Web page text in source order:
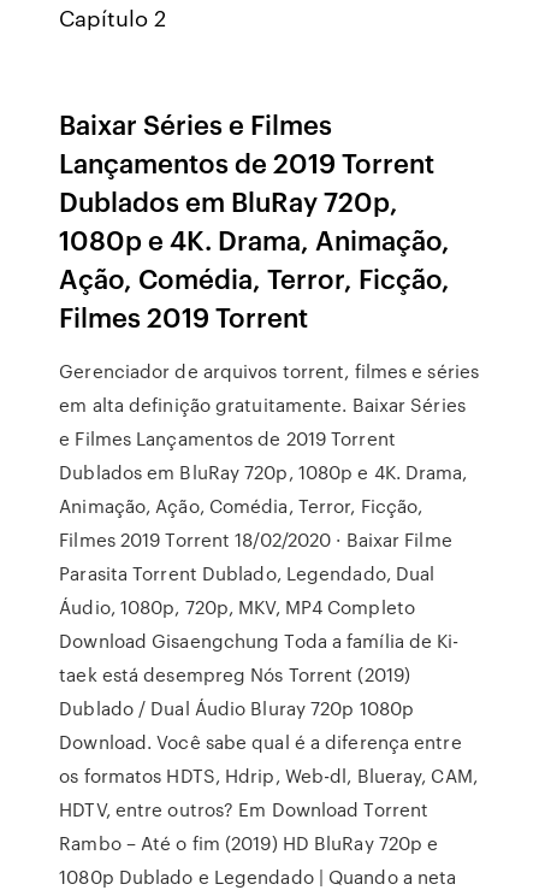
Capítulo 2
Baixar Séries e Filmes
Lançamentos de 2019 Torrent
Dublados em BluRay 720p,
1080p e 4K. Drama, Animação,
Ação, Comédia, Terror, Ficção,
Filmes 2019 Torrent
Gerenciador de arquivos torrent, filmes e séries
em alta definição gratuitamente. Baixar Séries
e Filmes Lançamentos de 2019 Torrent
Dublados em BluRay 720p, 1080p e 4K. Drama,
Animação, Ação, Comédia, Terror, Ficção,
Filmes 2019 Torrent 18/02/2020 · Baixar Filme
Parasita Torrent Dublado, Legendado, Dual
Áudio, 1080p, 720p, MKV, MP4 Completo
Download Gisaengchung Toda a família de Ki-
taek está desempreg Nós Torrent (2019)
Dublado / Dual Áudio Bluray 720p 1080p
Download. Você sabe qual é a diferença entre
os formatos HDTS, Hdrip, Web-dl, Blueray, CAM,
HDTV, entre outros? Em Download Torrent
Rambo – Até o fim (2019) HD BluRay 720p e
1080p Dublado e Legendado | Quando a neta